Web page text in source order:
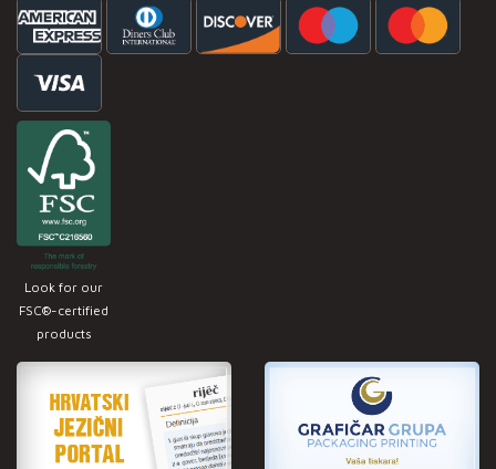
Look for our
FSC®-certified
products